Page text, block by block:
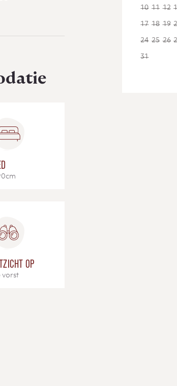
10 11 12
17 18 19
24 25 26
31
OP
vorst